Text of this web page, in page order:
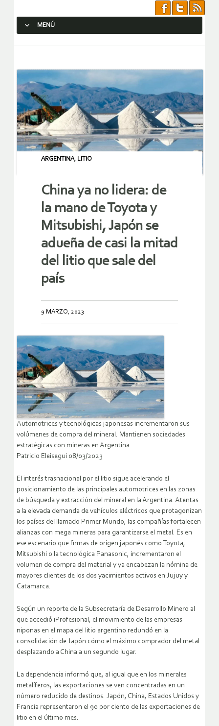
MENÚ
ARGENTINA, LITIO
China ya no lidera: de
la mano de Toyota y
Mitsubishi, Japón se
adueña de casi la mitad
del litio que sale del
país
9 MARZO, 2023
Automotrices y tecnológicas japonesas incrementaron sus
volúmenes de compra del mineral. Mantienen sociedades
estratégicas con mineras en Argentina
Patricio Eleisegui 08/03/2023
El interés trasnacional por el litio sigue acelerando el
posicionamiento de las principales automotrices en las zonas
de búsqueda y extracción del mineral en la Argentina. Atentas
a la elevada demanda de vehículos eléctricos que protagonizan
los países del llamado Primer Mundo, las compañías fortalecen
alianzas con mega mineras para garantizarse el metal. Es en
ese escenario que firmas de origen japonés como Toyota,
Mitsubishi o la tecnológica Panasonic, incrementaron el
volumen de compra del material y ya encabezan la nómina de
mayores clientes de los dos yacimientos activos en Jujuy y
Catamarca.
Según un reporte de la Subsecretaría de Desarrollo Minero al
que accedió iProfesional, el movimiento de las empresas
niponas en el mapa del litio argentino redundó en la
consolidación de Japón cómo el máximo comprador del metal
desplazando a China a un segundo lugar.
La dependencia informó que, al igual que en los minerales
metalíferos, las exportaciones se ven concentradas en un
número reducido de destinos. Japón, China, Estados Unidos y
Francia representaron el 90 por ciento de las exportaciones de
litio en el último mes.